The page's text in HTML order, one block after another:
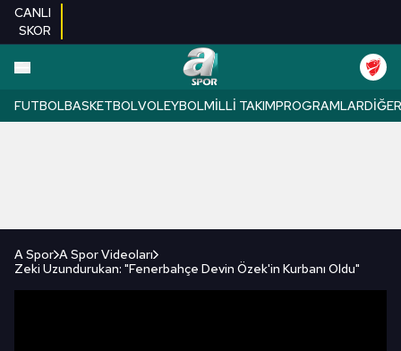
CANLI
SKOR
FUTBOLBASKETBOLVOLEYBOLMILLI TAKIMPROGRAMLARDIĞER
A Spor A Spor Videoları
Zeki Uzundurukan: "Fenerbahçe Devin Özek'in Kurbanı Oldu"